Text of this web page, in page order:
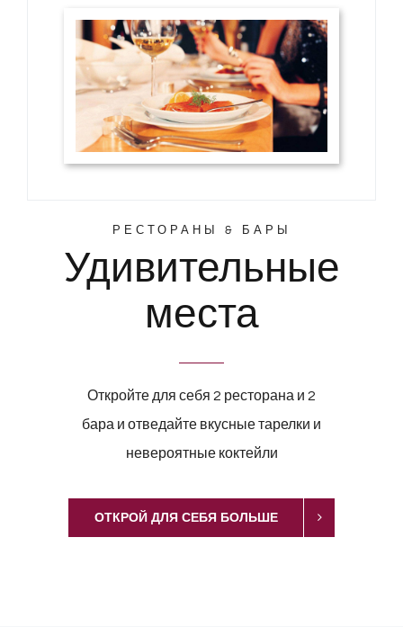
РЕСТОРАНЫ & БАРЫ
Удивительные
места
Откройте для себя 2 ресторана и 2
бара и отведайте вкусные тарелки и
невероятные коктейли
ОТКРОЙ ДЛЯ СЕБЯ БОЛЬШЕ